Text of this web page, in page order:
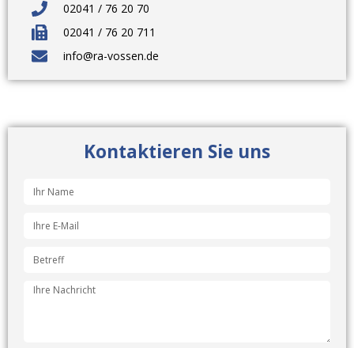
02041 / 76 20 70
02041 / 76 20 711
info@ra-vossen.de
Kontaktieren Sie uns